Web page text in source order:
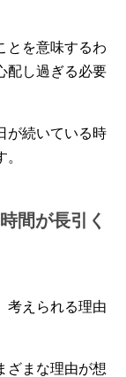
とを意味するわ
配し過ぎる必要
が続いている時
間が長引く
考えられる理由
ざまな理由が想